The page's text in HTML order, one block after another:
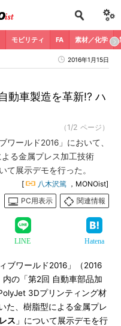
モビリティ FA 素材／化学
2016年1月15日
動車製造を革新!? ハ
（1/2 ページ）
ワールド2016」において、
る金属プレス加工技術
て展示デモを行った。
[ 八木沢篤 ，MONOist]
PC用表示
関連情報
LINE Hatena
ブワールド2016」（2016
の「第2回 自動車部品加
3Dプリンティング材
た、樹脂型による金属プレ
ス 」について展示デモを行